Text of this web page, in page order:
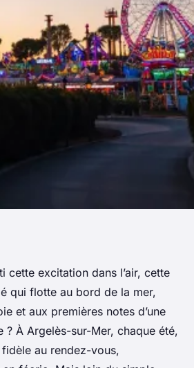
attractions
de Luna Park à
Mer
09:39 •9 min de lecture
cette excitation dans l’air, cette
qui flotte au bord de la mer,
et aux premières notes d’une
? À Argelès-sur-Mer, chaque été,
au rendez-vous,